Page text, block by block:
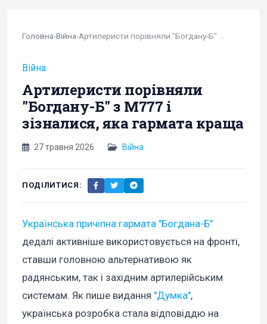
Головна›Війна›
Війна
Артилеристи порівняли
"Богдану-Б" з М777 і
зізналися, яка гармата краща
27 травня 2026 Війна
ПОДІЛИТИСЯ:
Українська причіпна гармата "Богдана-Б"
дедалі активніше використовується на фронті,
ставши головною альтернативою як
радянським, так і західним артилерійським
системам. Як пише видання "Думка",
українська розробка стала відповіддю на